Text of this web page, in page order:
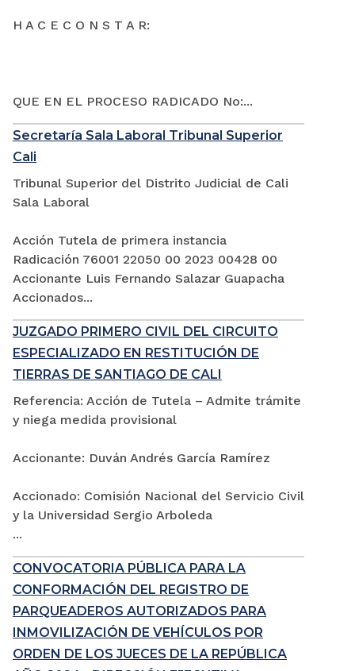
H A C E C O N S T A R:
QUE EN EL PROCESO RADICADO No:...
Secretaría Sala Laboral Tribunal Superior
Cali
Tribunal Superior del Distrito Judicial de Cali
Sala Laboral
Acción Tutela de primera instancia
Radicación 76001 22050 00 2023 00428 00
Accionante Luis Fernando Salazar Guapacha
Accionados...
JUZGADO PRIMERO CIVIL DEL CIRCUITO
ESPECIALIZADO EN RESTITUCIÓN DE
TIERRAS DE SANTIAGO DE CALI
Referencia: Acción de Tutela – Admite trámite
y niega medida provisional
Accionante: Duván Andrés García Ramírez
Accionado: Comisión Nacional del Servicio Civil
y la Universidad Sergio Arboleda
...
CONVOCATORIA PÚBLICA PARA LA
CONFORMACIÓN DEL REGISTRO DE
PARQUEADEROS AUTORIZADOS PARA
INMOVILIZACIÓN DE VEHÍCULOS POR
ORDEN DE LOS JUECES DE LA REPÚBLICA